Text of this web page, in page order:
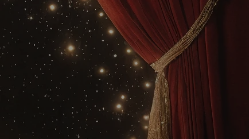
Dream Studio. Merci d’avoir
2026, nous reviendrons
Nous serons ravis de